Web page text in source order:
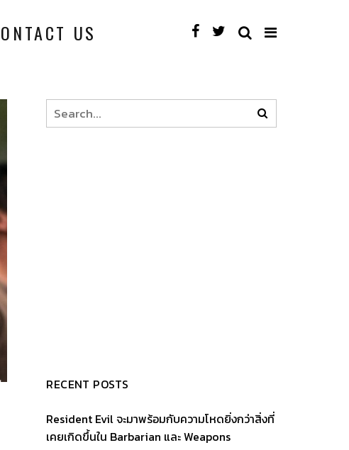
US
RECENT POSTS
Resident Evil จะมาพร้อมกับความโหดยิ่งกว่าสิ่งที่
เคยเกิดขึ้นใน Barbarian และ Weapons